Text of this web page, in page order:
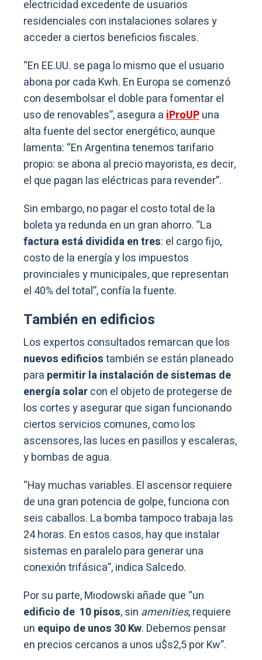
electricidad excedente de usuarios
residenciales con instalaciones solares y
acceder a ciertos beneficios fiscales.
“En EE.UU. se paga lo mismo que el usuario
abona por cada Kwh. En Europa se comenzó
con desembolsar el doble para fomentar el
uso de renovables”, asegura aiProUPuna
alta fuente del sector energético, aunque
lamenta: “En Argentina tenemos tarifario
propio: se abona al precio mayorista, es decir,
el que pagan las eléctricas para revender”.
Sin embargo, no pagar el costo total de la
boleta ya redunda en un gran ahorro. “La
factura está dividida en tres: el cargo fijo,
costo de la energía y los impuestos
provinciales y municipales, que representan
el 40% del total”, confía la fuente.
También en edificios
Los expertos consultados remarcan que los
nuevos edificiostambién se están planeado
para permitir la instalación de sistemas de
energía solarcon el objeto de protegerse de
los cortes y asegurar que sigan funcionando
ciertos servicios comunes, como los
ascensores, las luces en pasillos y escaleras,
y bombas de agua.
“Hay muchas variables. El ascensor requiere
de una gran potencia de golpe, funciona con
seis caballos. La bomba tampoco trabaja las
24 horas. En estos casos, hay que instalar
sistemas en paralelo para generar una
conexión trifásica”, indica Salcedo.
Por su parte, Miodowski añade que “un
edificio de 10 pisos, sin amenities, requiere
un equipo de unos 30 Kw. Debemos pensar
en precios cercanos a unos u$s2,5 por Kw”.